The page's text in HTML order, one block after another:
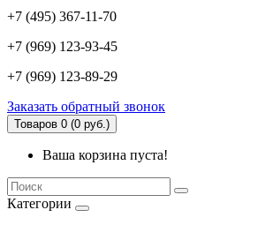
+7 (495) 367-11-70
+7 (969) 123-93-45
+7 (969) 123-89-29
Заказать обратный звонок
Товаров 0 (0 руб.)
Ваша корзина пуста!
Категории